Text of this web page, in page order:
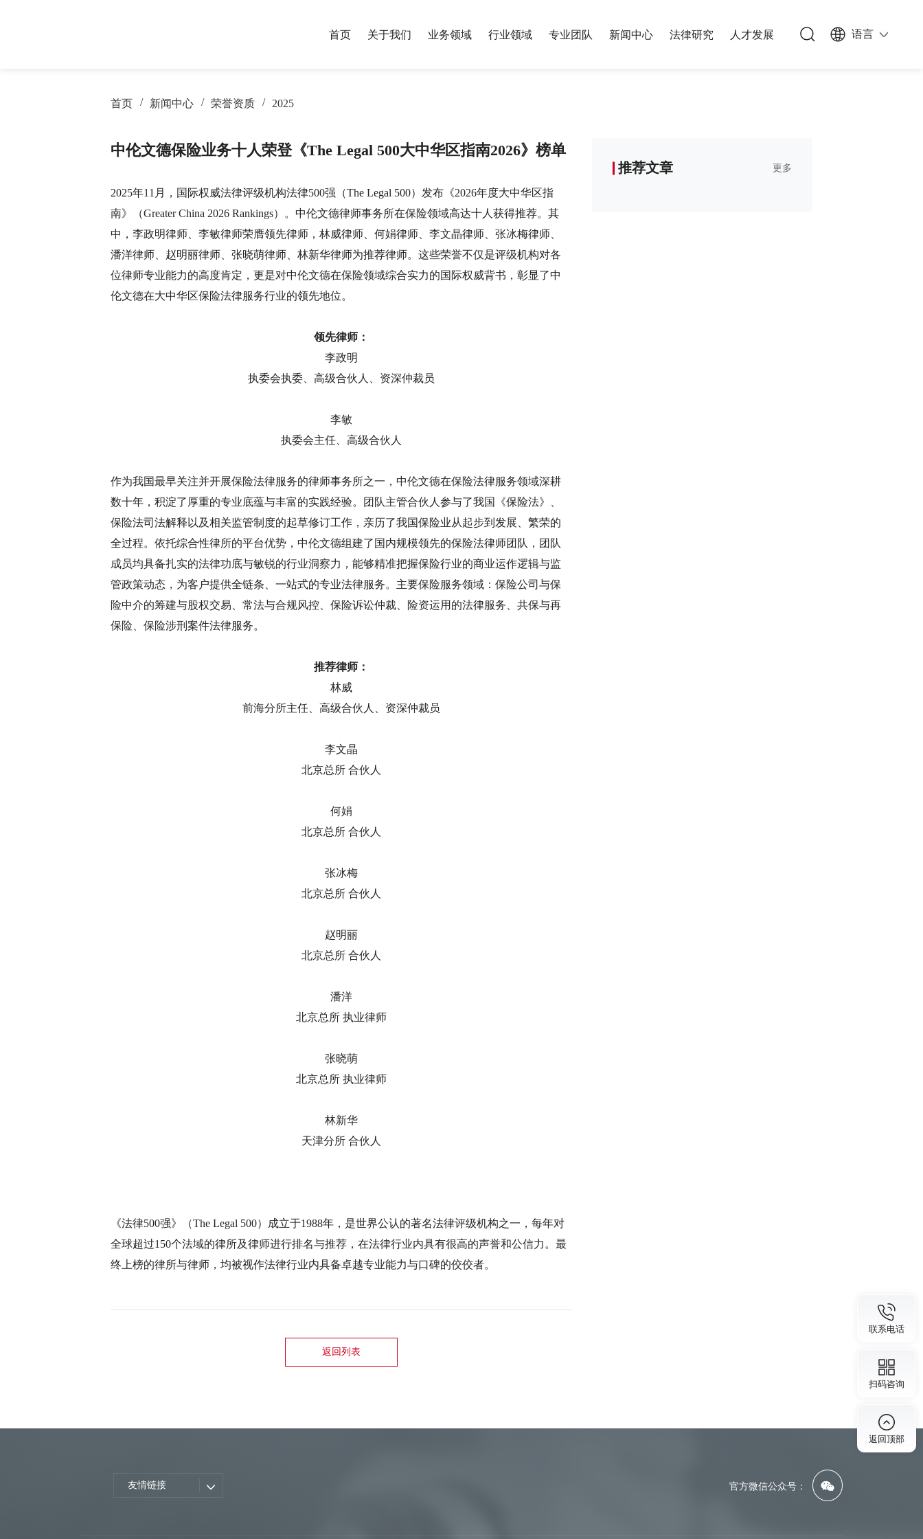
首页 关于我们 业务领域
劳动人事 争议解决 合规 反垄断与竞争
资本市场与证券 破产重整与清算 国际投资与贸易 数字经济
海事海商 婚姻家事 刑事 税务
科技、媒体与通信 行政与行政诉讼 体育与娱乐 医药健康
行业领域
电信和互联网 交通物流 政府与公共事务 教育
医药健康 证券
专业团队 新闻中心 法律研究 人才发展 语言
首页 新闻中心 荣誉资质 2025
中伦文德保险业务十人荣登《The Legal 500大中华区指南2026》榜单
2025年11月，国际权威法律评级机构法律500强 （The Legal 500）发布《2026年度大中华区指
南》（Greater China 2026 Rankings）。中伦文德律师事务所在保险领域高达十人获得推荐。其
中，李政明律师、李敏律师荣膺领先律师，林威律师、何娟律师、李文晶律师、张冰梅律师、
潘洋律师、赵明丽律师、张晓萌律师、林新华律师为推荐律师。这些荣誉不仅是评级机构对各
位律师专业能力的高度肯定，更是对中伦文德在保险领域综合实力的国际权威背书，彰显了中
伦文德在大中华区保险法律服务行业的领先地位。
领先律师：
李政明
执委会执委、高级合伙人、资深仲裁员
李敏
执委会主任、高级合伙人
作为我国最早关注并开展保险法律服务的律师事务所之一，中伦文德在保险法律服务领域深耕
数十年，积淀了厚重的专业底蕴与丰富的实践经验。团队主管合伙人参与了我国《保险法》、
保险法司法解释以及相关监管制度的起草修订工作，亲历了我国保险业从起步到发展、繁荣的
全过程。依托综合性律所的平台优势，中伦文德组建了国内规模领先的保险法律师团队，团队
成员均具备扎实的法律功底与敏锐的行业洞察力，能够精准把握保险行业的商业运作逻辑与监
管政策动态，为客户提供全链条、一站式的专业法律服务。主要保险服务领域：保险公司与保
险中介的筹建与股权交易、常法与合规风控、保险诉讼仲裁、险资运用的法律服务、共保与再
保险 、保险涉刑案件法律服务。
推荐律师：
林威
前海分所主任、高级合伙人
、资深仲裁员
李文晶
北京总所 合伙人
何娟
北京总所 合伙人
张冰梅
北京总所 合伙人
赵明丽
北京总所 合伙人
潘洋
北京总所 执业律师
张晓萌
北京总所 执业律师
林新华
天津分所 合伙人
《法律500强》（The Legal 500）成立于1988年，是世界公认的著名法律评级机构之一，每年对
全球超过150个法域的律所及律师进行排名与推荐，在法律行业内具有很高的声誉和公信力。最
终上榜的律所与律师，均被视作法律行业内具备卓越专业能力与口碑的佼佼者。
返回列表
推荐文章 更多
友情链接 官方微信公众号：
联系电话
扫码咨询
返回顶部